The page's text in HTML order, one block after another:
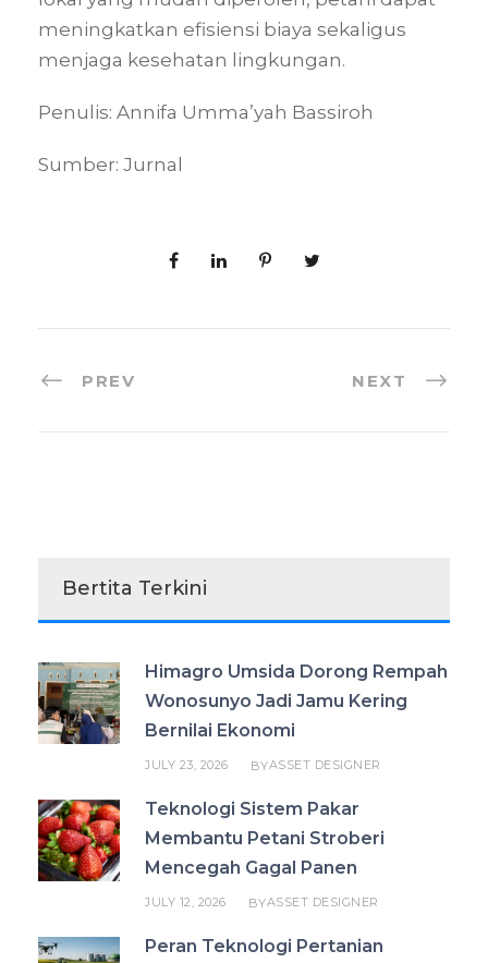
meningkatkan efisiensi biaya sekaligus
menjaga kesehatan lingkungan.
Penulis: Annifa Umma’yah Bassiroh
Sumber: Jurnal
PREV NEXT
Bertita Terkini
Himagro Umsida Dorong Rempah
Wonosunyo Jadi Jamu Kering
Bernilai Ekonomi
JULY 23, 2026 BYASSET DESIGNER
Teknologi Sistem Pakar
Membantu Petani Stroberi
Mencegah Gagal Panen
JULY 12, 2026 BYASSET DESIGNER
Peran Teknologi Pertanian